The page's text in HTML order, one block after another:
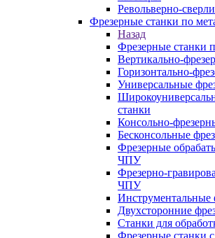
Револьверно-
Фрезерные станки по
Назад
Фрезерные станки
Вертикально-
Горизонтально-
Универсальные
станки
Консольно-
Бесконсольные
Фрезерные
ЧПУ
Фрезерно-
ЧПУ
Инструментальные
Двухсторонние
Станки для
Фрезерные станки